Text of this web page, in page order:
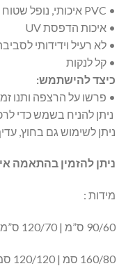
• PVC איכותי, נופל שטוח לחלוטין על הרצפה
• איכות הדפסת UV
• לא רעיל וידידותי
• קל לנקות
כיצד להישתמש:
• פרשו על הרצפה ותנו
ניתן להניח בשמש כדי
ניתן לשימוש גם בחוץ,
ניתן להזמין בהתאמה
מידות :
90/60 ס”מ | 120/70 ס”מ | 160/60 ס”מ |
160/80 סמ | 120/120 סמ | 120/180 ס”מ | 240/60 |